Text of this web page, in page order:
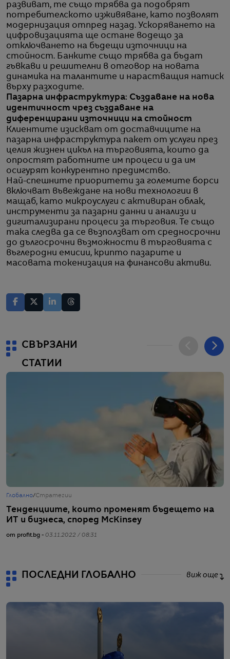
развиват, те също трябва да подобрят
потребителското изживяване, като позволят
модернизация отпред назад. Ускоряването на
цифровизацията ще остане водещо за
отключването на бъдещи източници на
стойност. Банките също трябва да бъдат
гъвкави и решителни в отговор на новата
динамика на талантите и нарастващия натиск
върху разходите.
Пазарна инфраструктура: Създаване на нова
идентичност чрез създаване на
диференцирани източници на стойност
Клиентите изискват от доставчиците на
пазарна инфраструктура пакет от услуги през
целия жизнен цикъл на търговията, които да
опростят работните им процеси и да им
осигурят конкурентно предимство.
Най-спешните приоритети за големите борси
включват въвеждане на нови технологии в
мащаб, като микроуслуги с активиран облак,
инструменти за пазарни данни и анализи и
дигитализирани процеси за търговия. Те също
така следва да се възползват от средносрочни
до дългосрочни възможности в търговията с
въглеродни емисии, крипто пазарите и
масовата токенизация на финансови активи.
СВЪРЗАНИ
СТАТИИ
Глобално/Стратегии
Тенденциите, които променят бъдещето на
ИТ и бизнеса, според МcКinsey
от profit.bg - 03.11.2022 / 08:31
ПОСЛЕДНИ ГЛОБАЛНО виж още